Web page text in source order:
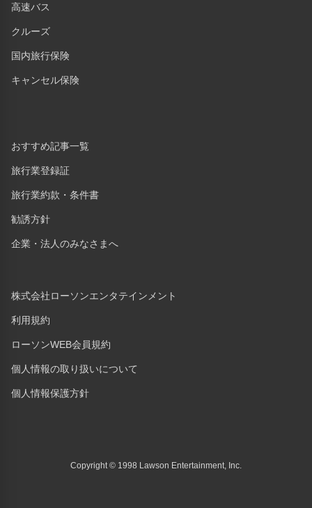
高速バス
クルーズ
国内旅行保険
キャンセル保険
おすすめ記事一覧
旅行業登録証
旅行業約款・条件書
勧誘方針
企業・法人のみなさまへ
株式会社ローソンエンタテインメント
利用規約
ローソンWEB会員規約
個人情報の取り扱いについて
個人情報保護方針
Copyright © 1998 Lawson Entertainment, Inc.